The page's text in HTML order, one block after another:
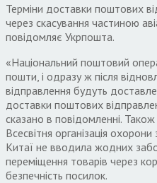
Терміни доставки поштових
через скасування частиною
повідомляє Укрпошта.
«Національний поштовий
пошти, і одразу ж після
відправлення будуть
доставки поштових
сказано в повідомленні.
Всесвітня організація
Китаї не вводила жодних
переміщення товарів через
безпечність посилок.